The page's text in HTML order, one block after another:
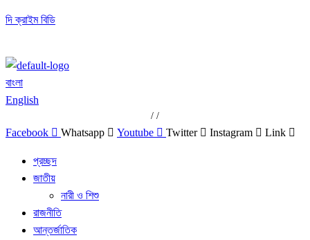
দি ক্রাইম বিডি
বাংলা
English
/ /
Facebook Whatsapp Youtube Twitter Instagram Link
প্রচ্ছদ
জাতীয়
নারী ও শিশু
রাজনীতি
আন্তর্জাতিক